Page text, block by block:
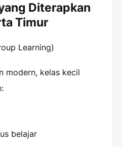
Diterapkan
Timur
Learning)
modern, kelas kecil
belajar